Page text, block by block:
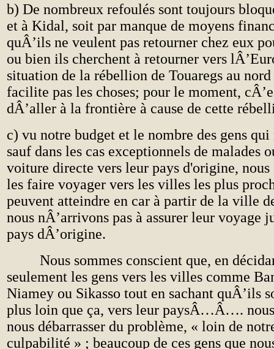
b) De nombreux refoulés sont toujours
et à Kidal, soit par manque de moyens
quÂ’ils ne veulent pas retourner chez eux
ou bien ils cherchent à retourner vers
situation de la rébellion de Touaregs au
facilite pas les choses; pour le moment,
dÂ’aller à la frontière à cause de cette
c) vu notre budget et le nombre des gens
sauf dans les cas exceptionnels de malades
voiture directe vers leur pays d'origine, nous
les faire voyager vers les villes les plus
peuvent atteindre en car à partir de la ville
nous nÂ’arrivons pas à assurer leur voyage
pays dÂ’origine.
Nous sommes conscient que, en
seulement les gens vers les villes comme
Niamey ou Sikasso tout en sachant quÂ’ils
plus loin que ça, vers leur paysÂ…Â…. nous
nous débarrasser du problème, « loin de
culpabilité » ; beaucoup de ces gens que